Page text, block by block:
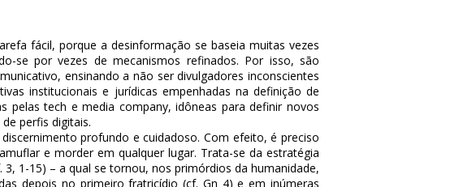
fácil, porque a desinformação se baseia muitas vezes
se por vezes de mecanismos refinados. Por isso, são
ensinando a não ser divulgadores inconscientes
institucionais e jurídicas empenhadas na definição de
pelastech e media company, idôneas para definir novos
perfis digitais.
profundo e cuidadoso. Com efeito, é preciso
e morder em qualquer lugar. Trata-se da estratégia
1-15) – a qual se tornou, nos primórdios da humanidade,
depois no primeiro fratricídio (cf. Gn 4) e em inúmeras